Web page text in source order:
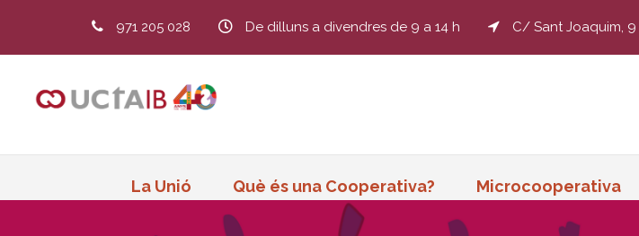
971 205 028 De dilluns a divendres de 9 a 14 h C/ Sant Joaquim,
La Unió Què és una Cooperativa? Microcooperativa